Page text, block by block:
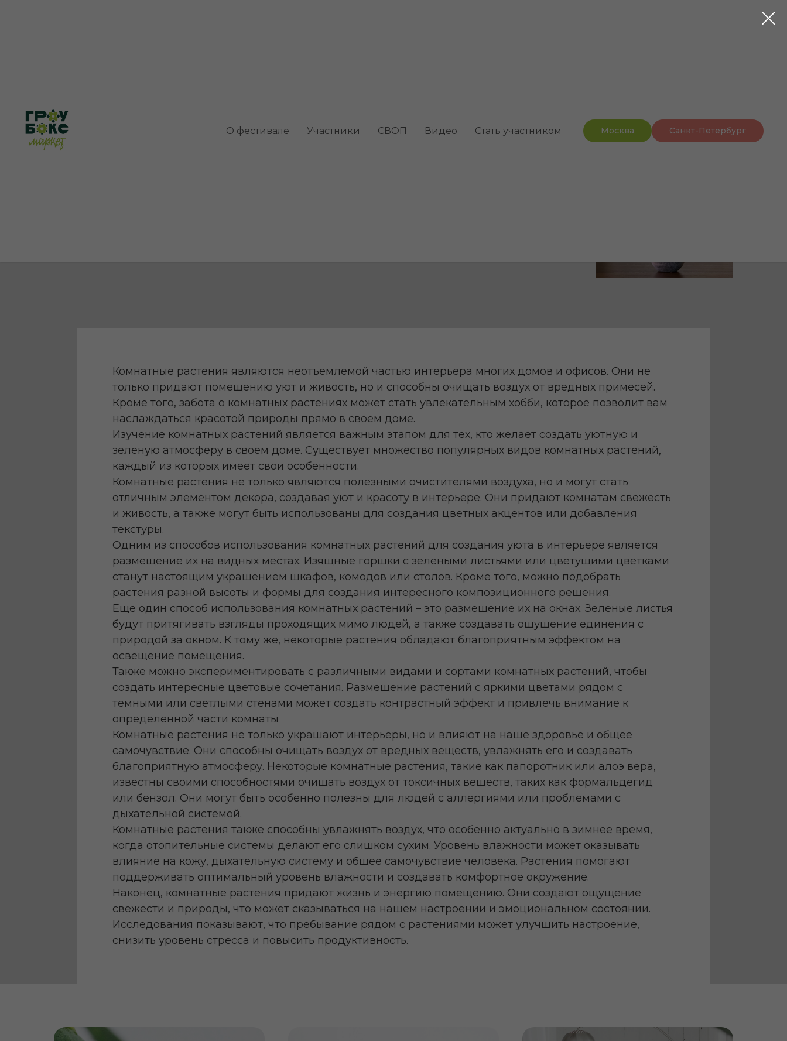
О фестивале Участники СВОП Видео Стать участником Москва Санкт-Петербург
Комнатные растения являются неотъемлемой частью интерьера многих домов и офисов. Они не
только придают помещению уют и живость, но и способны очищать воздух от вредных примесей.
Кроме того, забота о комнатных растениях может стать увлекательным хобби, которое позволит вам
наслаждаться красотой природы прямо в своем доме.
Изучение комнатных растений является важным этапом для тех, кто желает создать уютную и
зеленую атмосферу в своем доме. Существует множество популярных видов комнатных растений,
каждый из которых имеет свои особенности.
Комнатные растения не только являются полезными очистителями воздуха, но и могут стать
отличным элементом декора, создавая уют и красоту в интерьере. Они придают комнатам свежесть
и живость, а также могут быть использованы для создания цветных акцентов или добавления
текстуры.
Одним из способов использования комнатных растений для создания уюта в интерьере является
размещение их на видных местах. Изящные горшки с зелеными листьями или цветущими цветками
станут настоящим украшением шкафов, комодов или столов. Кроме того, можно подобрать
растения разной высоты и формы для создания интересного композиционного решения.
Еще один способ использования комнатных растений – это размещение их на окнах. Зеленые листья
будут притягивать взгляды проходящих мимо людей, а также создавать ощущение единения с
природой за окном. К тому же, некоторые растения обладают благоприятным эффектом на
освещение помещения.
Также можно экспериментировать с различными видами и сортами комнатных растений, чтобы
создать интересные цветовые сочетания. Размещение растений с яркими цветами рядом с
темными или светлыми стенами может создать контрастный эффект и привлечь внимание к
определенной части комнаты
Комнатные растения не только украшают интерьеры, но и влияют на наше здоровье и общее
самочувствие. Они способны очищать воздух от вредных веществ, увлажнять его и создавать
благоприятную атмосферу. Некоторые комнатные растения, такие как папоротник или алоэ вера,
известны своими способностями очищать воздух от токсичных веществ, таких как формальдегид
или бензол. Они могут быть особенно полезны для людей с аллергиями или проблемами с
дыхательной системой.
Комнатные растения также способны увлажнять воздух, что особенно актуально в зимнее время,
когда отопительные системы делают его слишком сухим. Уровень влажности может оказывать
влияние на кожу, дыхательную систему и общее самочувствие человека. Растения помогают
поддерживать оптимальный уровень влажности и создавать комфортное окружение.
Наконец, комнатные растения придают жизнь и энергию помещению. Они создают ощущение
свежести и природы, что может сказываться на нашем настроении и эмоциональном состоянии.
Исследования показывают, что пребывание рядом с растениями может улучшить настроение,
снизить уровень стресса и повысить продуктивность.